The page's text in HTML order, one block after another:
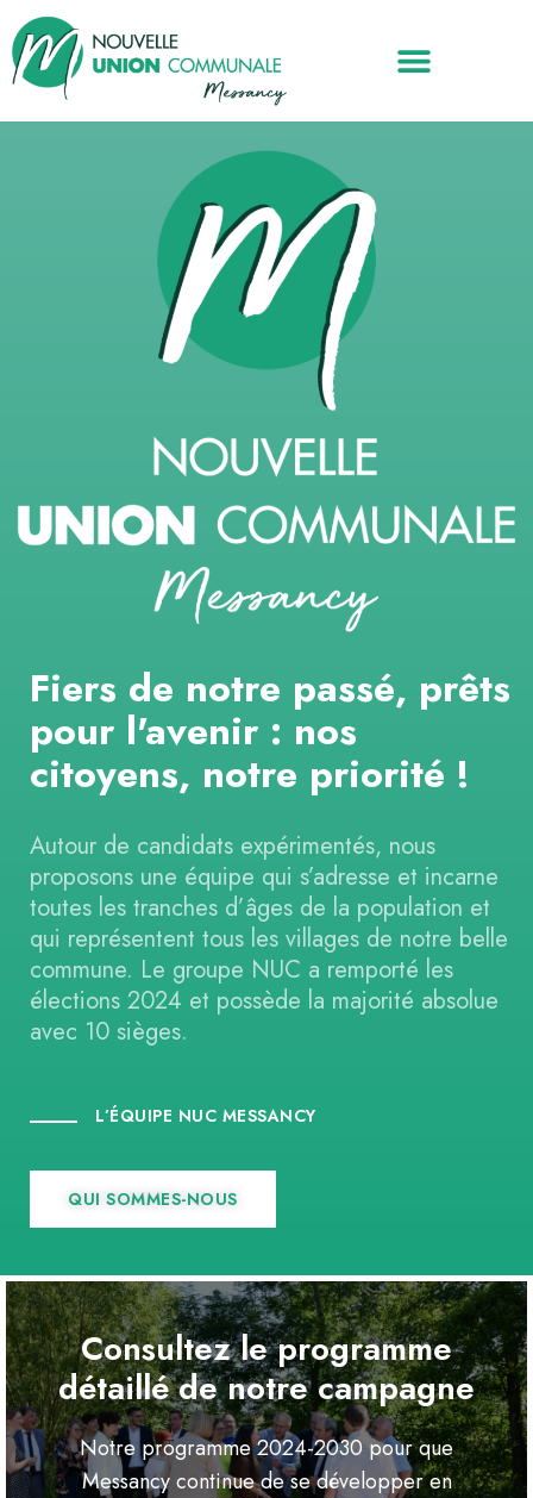
Fiers de notre passé, prêts
pour l'avenir : nos
citoyens, notre priorité !
Autour de candidats expérimentés, nous
proposons une équipe qui s’adresse et incarne
toutes les tranches d’âges de la population et
qui représentent tous les villages de notre belle
commune. Le groupe NUC a remporté les
élections 2024 et possède la majorité absolue
avec 10 sièges.
L’ÉQUIPE NUC MESSANCY
QUI SOMMES-NOUS
Consultez le programme
détaillé de notre campagne
Notre programme 2024-2030 pour que
Messancy continue de se développer en